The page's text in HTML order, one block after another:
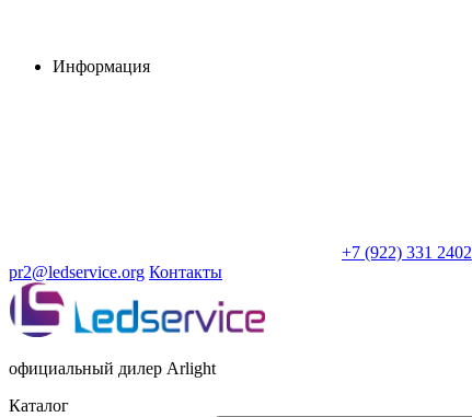
Информация
+7 (922) 331 2402
pr2@ledservice.org Контакты
официальный дилер Arlight
Каталог